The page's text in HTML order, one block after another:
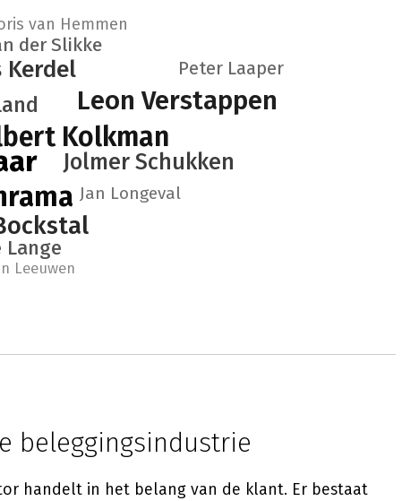
Kolkman
Leon Verstappen
Kerdel
Jolmer Schukken
Lange
der Slikke
Peter Laaper
Jan Longeval
van Hemmen
Leeuwen
beleggingsindustrie
handelt in het belang van de klant. Er bestaat